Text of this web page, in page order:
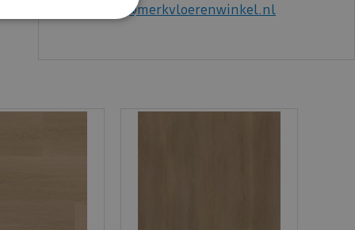
info@merkvloerenwinkel.nl